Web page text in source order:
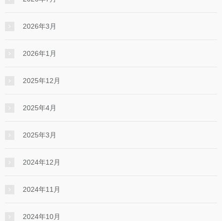
2026年3月
2026年1月
2025年12月
2025年4月
2025年3月
2024年12月
2024年11月
2024年10月